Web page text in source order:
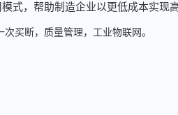
式，帮助制造企业以更低成本实现
买断，质量管理，工业物联网。